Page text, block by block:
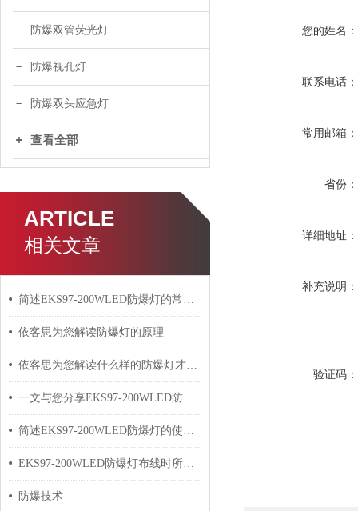
防爆双管荧光灯
防爆视孔灯
防爆双头应急灯
查看全部
ARTICLE
相关文章
简述EKS97-200WLED防爆灯的常见故障相应解决方法
依客思为您解读防爆灯的原理
依客思为您解读什么样的防爆灯才算合格
一文与您分享EKS97-200WLED防爆灯的安装方法
简述EKS97-200WLED防爆灯的使用方法
EKS97-200WLED防爆灯布线时所需要遵循的规则分析
防爆技术
您的姓名：
联系电话：
常用邮箱：
省份：
详细地址：
补充说明：
验证码：